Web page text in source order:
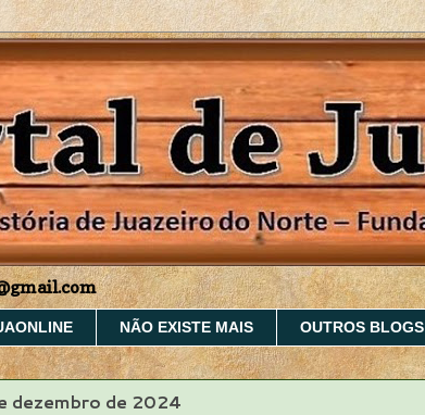
NÃO EXISTE MAIS OUTROS BLOGS
dezembro de 2024